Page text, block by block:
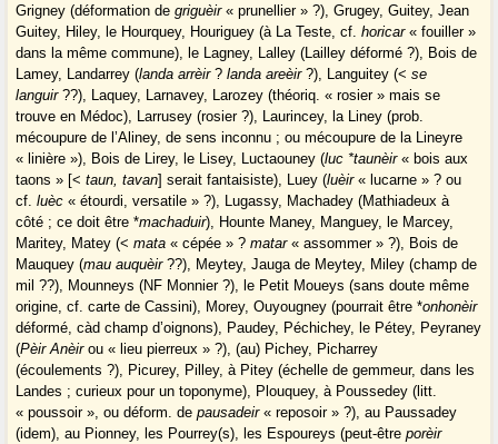
Grigney (déformation degriguèir« prunellier » ?), Grugey, Guitey, Jean
Guitey, Hiley, le Hourquey, Houriguey (à La Teste, cf.horicar« fouiller »
dans la même commune), le Lagney, Lalley (Lailley déformé ?), Bois de
Lamey, Landarrey (landa arrèir?landa areèir?), Languitey (<se
languir??), Laquey, Larnavey, Larozey (théoriq. « rosier » mais se
trouve en Médoc), Larrusey (rosier ?), Laurincey, la Liney (prob.
mécoupure de l’Aliney, de sens inconnu ; ou mécoupure de la Lineyre
« linière »), Bois de Lirey, le Lisey, Luctaouney (luc *taunèir« bois aux
taons » [<taun, tavan] serait fantaisiste), Luey (luèir« lucarne » ? ou
cf.luèc « étourdi, versatile » ?), Lugassy, Machadey (Mathiadeux à
côté ; ce doit être *machaduir), Hounte Maney, Manguey, le Marcey,
Maritey, Matey (<mata « cépée » ?matar« assommer » ?), Bois de
Mauquey (mau auquèir??), Meytey, Jauga de Meytey, Miley (champ de
mil ??), Mounneys (NF Monnier ?), le Petit Moueys (sans doute même
origine, cf. carte de Cassini), Morey, Ouyougney (pourrait être *onhonèir
déformé, càd champ d’oignons), Paudey, Péchichey, le Pétey, Peyraney
(Pèir Anèirou « lieu pierreux » ?), (au) Pichey, Picharrey
(écoulements ?), Picurey, Pilley, à Pitey (échelle de gemmeur, dans les
Landes ; curieux pour un toponyme), Plouquey, à Poussedey (litt.
« poussoir », ou déform. depausadeir« reposoir » ?), au Paussadey
(idem), au Pionney, les Pourrey(s), les Espoureys (peut-êtreporèir